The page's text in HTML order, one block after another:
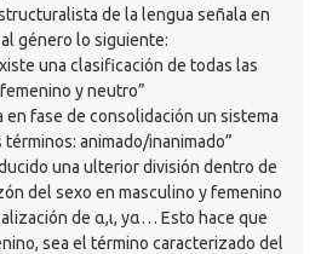
de la lengua señala en
género lo siguiente:
una clasificación de todas las
y neutro”
en fase de consolidación un sistema
animado/inanimado”
una ulterior división dentro de
del sexo en masculino y femenino
de α,ι, yα… Esto hace que
sea el término caracterizado del